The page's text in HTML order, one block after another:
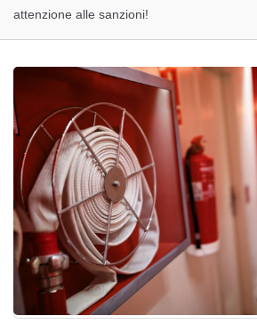
attenzione alle sanzioni!